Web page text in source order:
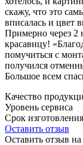
скажу, что это
вписалась и цвет
Примерно через 2
красавицу!
помучиться с
получился
Большое всем
Качество
Уровень сервиса
Срок изготовления
Оставить отзыв
Оставить отзыв